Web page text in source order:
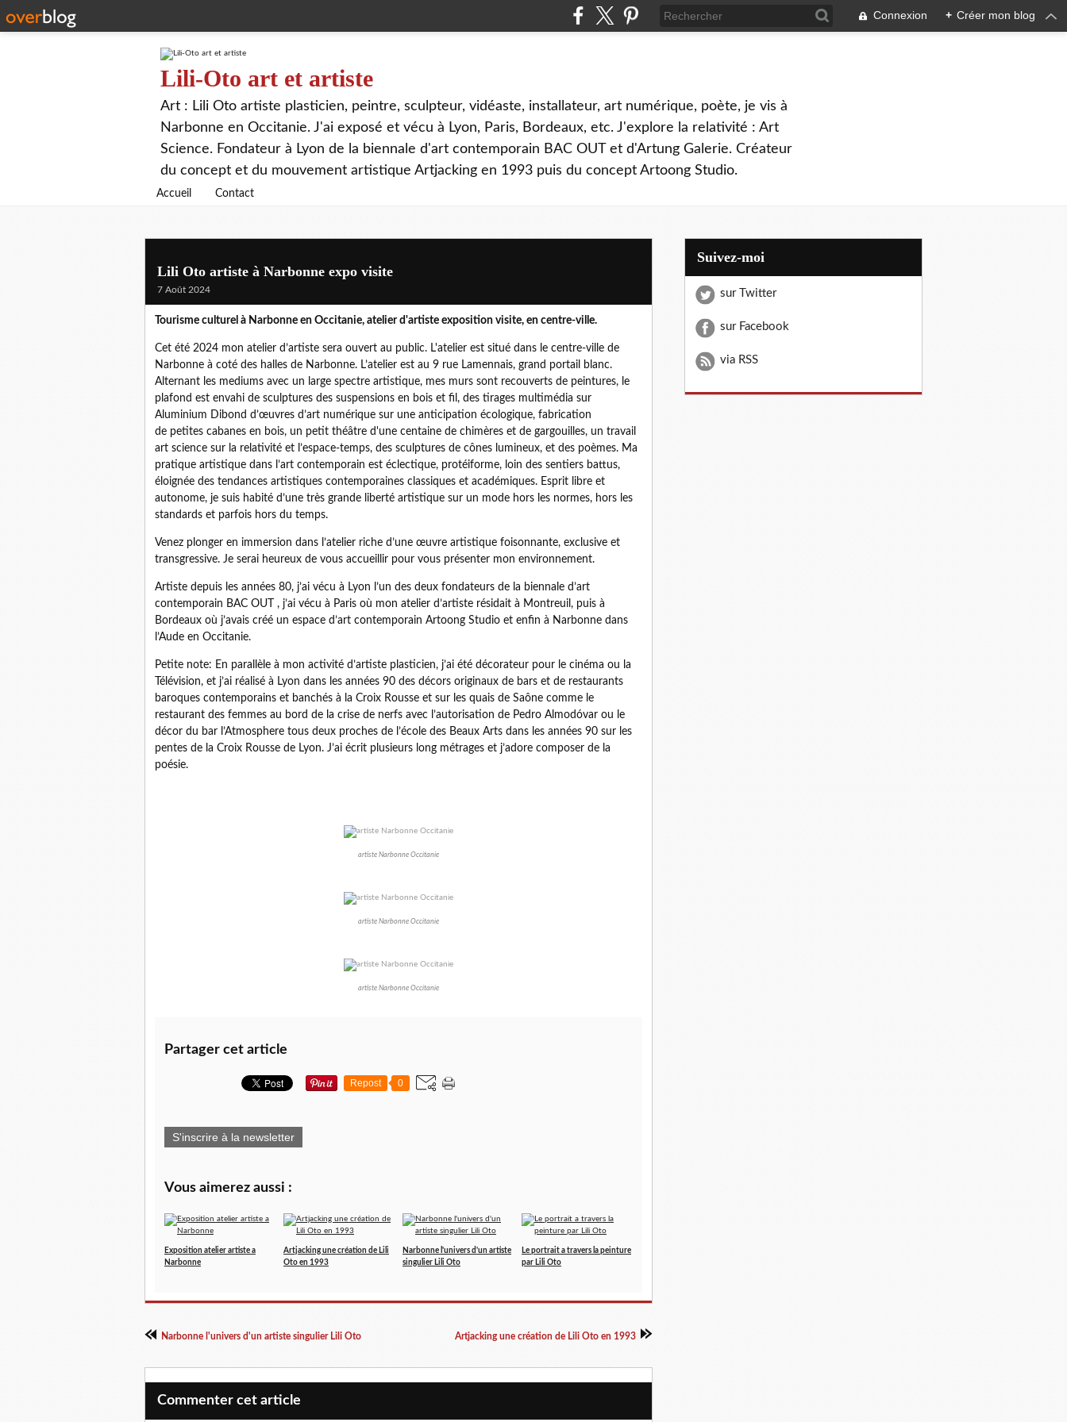
Connexion + Créer mon blog
Lili-Oto art et artiste
Art : Lili Oto artiste plasticien, peintre, sculpteur, vidéaste, installateur, art numérique, poète, je vis à
Narbonne en Occitanie. J'ai exposé et vécu à Lyon, Paris, Bordeaux, etc. J'explore la relativité : Art
Science. Fondateur à Lyon de la biennale d'art contemporain BAC OUT et d'Artung Galerie. Créateur
du concept et du mouvement artistique Artjacking en 1993 puis du concept Artoong Studio.
Accueil Contact
Lili Oto artiste à Narbonne expo visite
7 Août 2024
Tourisme culturel à Narbonne en Occitanie, atelier d'artiste exposition visite, en centre-ville.
Cet été 2024 mon atelier d’artiste sera ouvert au public. L'atelier est situé dans le centre-ville de
Narbonne à coté des halles de Narbonne. L’atelier est au 9 rue Lamennais, grand portail blanc.
Alternant les mediums avec un large spectre artistique, mes murs sont recouverts de peintures, le
plafond est envahi de sculptures des suspensions en bois et fil, des tirages multimédia sur
Aluminium Dibond d’œuvres d’art numérique sur une anticipation écologique, fabrication
de petites cabanes en bois, un petit théâtre d'une centaine de chimères et de gargouilles, un travail
art science sur la relativité et l’espace-temps, des sculptures de cônes lumineux, et des poèmes. Ma
pratique artistique dans l’art contemporain est éclectique, protéiforme, loin des sentiers battus,
éloignée des tendances artistiques contemporaines classiques et académiques. Esprit libre et
autonome, je suis habité d’une très grande liberté artistique sur un mode hors les normes, hors les
standards et parfois hors du temps.
Venez plonger en immersion dans l’atelier riche d’une œuvre artistique foisonnante, exclusive et
transgressive. Je serai heureux de vous accueillir pour vous présenter mon environnement.
Artiste depuis les années 80, j’ai vécu à Lyon l’un des deux fondateurs de la biennale d’art
contemporain BAC OUT , j’ai vécu à Paris où mon atelier d’artiste résidait à Montreuil, puis à
Bordeaux où j’avais créé un espace d’art contemporain Artoong Studio et enfin à Narbonne dans
l’Aude en Occitanie.
Petite note: En parallèle à mon activité d’artiste plasticien, j’ai été décorateur pour le cinéma ou la
Télévision, et j’ai réalisé à Lyon dans les années 90 des décors originaux de bars et de restaurants
baroques contemporains et banchés à la Croix Rousse et sur les quais de Saône comme le
restaurant des femmes au bord de la crise de nerfs avec l’autorisation de Pedro Almodóvar ou le
décor du bar l’Atmosphere tous deux proches de l’école des Beaux Arts dans les années 90 sur les
pentes de la Croix Rousse de Lyon. J’ai écrit plusieurs long métrages et j’adore composer de la
poésie.
artiste Narbonne Occitanie
artiste Narbonne Occitanie
artiste Narbonne Occitanie
Partager cet article
Repost 0
S'inscrire à la newsletter
Vous aimerez aussi :
Exposition atelier artiste a
Narbonne
Artjacking une création de Lili
Oto en 1993
Narbonne l'univers d'un artiste
singulier Lili Oto
Le portrait a travers la peinture
par Lili Oto
Narbonne l'univers d'un artiste singulier Lili Oto Artjacking une création de Lili Oto en 1993
Commenter cet article
Suivez-moi
sur Twitter
sur Facebook
via RSS